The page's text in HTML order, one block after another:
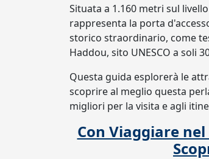
Situata a 1.160 metri sul
rappresenta la porta
storico straordinario, come
Haddou, sito UNESCO a soli
Questa guida esplorerà le
scoprire al meglio questa
migliori per la visita e agli
Con Viaggiare